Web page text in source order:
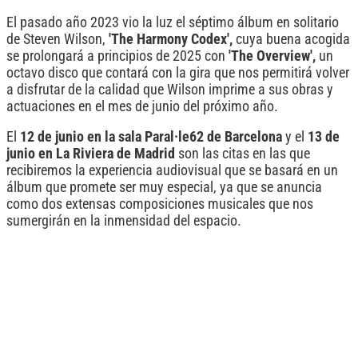
El pasado año 2023 vio la luz el séptimo álbum en solitario
de Steven Wilson, 'The Harmony Codex', cuya buena acogida
se prolongará a principios de 2025 con 'The Overview', un
octavo disco que contará con la gira que nos permitirá volver
a disfrutar de la calidad que Wilson imprime a sus obras y
actuaciones en el mes de junio del próximo año.
El 12 de junio en la sala Paral·le62 de Barcelona y el 13 de
junio en La Riviera de Madrid son las citas en las que
recibiremos la experiencia audiovisual que se basará en un
álbum que promete ser muy especial, ya que se anuncia
como dos extensas composiciones musicales que nos
sumergirán en la inmensidad del espacio.